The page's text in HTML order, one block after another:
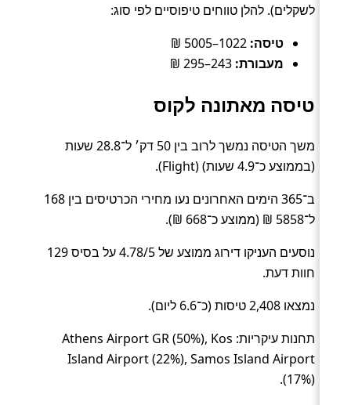
לשקלים). להלן טווחים טיפוסיים לפי סוג:
טיסה:
מעבורת:
טיסה מאתונה לקוס
משך הטיסה נמשך לרוב בין 50 דק׳ ל־28.8 שעות
(בממוצע כ־4.9 שעות) (Flight).
ב־365 הימים האחרונים נעו מחירי הכרטיסים בין 168
ל־5858 ₪ (ממוצע כ־668 ₪).
נוסעים העניקו דירוג ממוצע של 4.78/5 על בסיס 129
חוות דעת.
נמצאו 2,408 טיסות (כ־6.6 ליום).
תחנות עיקריות: Athens Airport GR (50%), Kos
Island Airport (22%), Samos Island Airport
(17%).